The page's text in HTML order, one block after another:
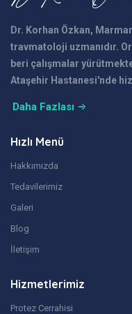
Dr. Korhan Özkan,
travmatoloji uzmanıdır.
beri çalışmalar
Ataşehir Hastanesi'nde
Daha Fazlası
Hızlı Menü
Hakkımızda
Tedavilerimiz
Galeri
Blog
İletişim
Hizmetlerimiz
Protez Cerrahisi